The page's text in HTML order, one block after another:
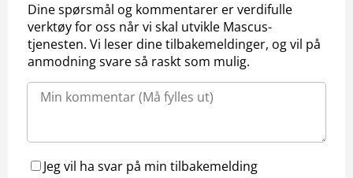
Dine spørsmål og kommentarer er verdifulle
verktøy for oss når vi skal utvikle Mascus-
tjenesten. Vi leser dine tilbakemeldinger, og vil på
anmodning svare så raskt som mulig.
Jeg vil ha svar på min tilbakemelding